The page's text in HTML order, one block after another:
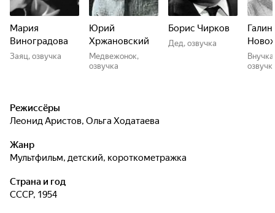
Мария
Виноградова
Заяц, озвучка
Юрий
Хржановский
Медвежонок,
озвучка
Борис Чирков
Дед, озвучка
Режиссёры
Леонид Аристов, Ольга Ходатаева
Жанр
мультфильм, детский, короткометражка
Страна и год
СССР, 1954